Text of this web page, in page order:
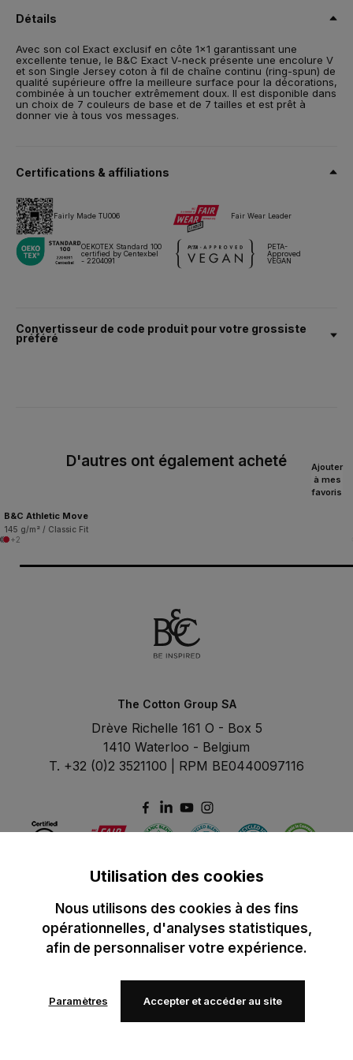
Taille
Poids
145 g/m²
Emballage
10 pces/polybag & 100 pces/carton
techniques d'impression.
Fiche technique Tailles & mesures
Détails
Avec son col Exact exclusif en côte 1x1 garantissant une
excellente tenue, le B&C Exact V-neck présente une encolure V
et son Single Jersey coton à fil de chaîne continu (ring-spun) de
qualité supérieure offre la meilleure surface pour la décorations,
combinée à un toucher extrêmement doux. Il est disponible dans
un choix de 7 couleurs de base et de 7 tailles et est prêt à
donner vie à tous vos messages.
Certifications & affiliations
Fairly Made TU006 Fair Wear Leader
OEKOTEX Standard 100
certified by Centexbel
- 2204091
PETA-
Approved
VEGAN
Convertisseur de code produit pour votre grossiste
préféré
D'autres ont également acheté
Ajouter
à mes
favoris
B&C Athletic Move
145 g/m² / Classic Fit
+2
The Cotton Group SA
Drève Richelle 161 O - Box 5
1410 Waterloo - Belgium
T. +32 (0)2 3521100 | RPM BE0440097116
© 2024 B&C All rights reserved
B&C General Sales ConditionsPrivacy PolicyImage PolicyCookies
Utilisation des cookies
Nous utilisons des cookies à des fins
opérationnelles, d'analyses statistiques,
afin de personnaliser votre expérience.
Paramètres Accepter et accéder au site